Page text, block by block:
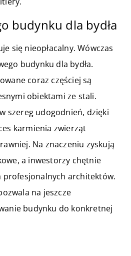
budynku dla bydła
się nieopłacalny. Wówczas
budynku dla bydła.
coraz częściej są
obiektami ze stali.
szereg udogodnień, dzięki
karmienia zwierząt
Na znaczeniu zyskują
a inwestorzy chętnie
profesjonalnych architektów.
na jeszcze
budynku do konkretnej